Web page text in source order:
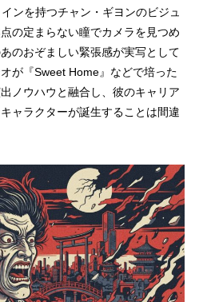
ンを持つチャン・ギヨンのビジュ
の定まらない瞳でカメラを見つめ
のおぞましい緊張感が実写として
が『Sweet Home』などで培った
ノウハウと融合し、彼のキャリア
ャラクターが誕生することは間違